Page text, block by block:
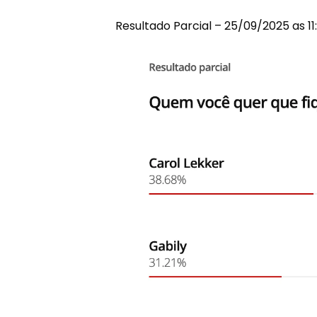
Resultado Parcial – 25/09/2025 as